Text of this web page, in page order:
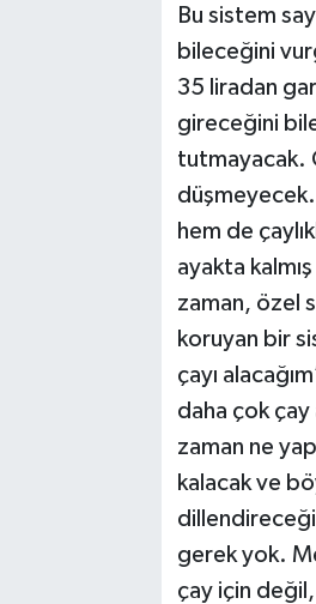
Bu sistem
bileceğini
35 liradan
gireceğini
tutmayacak.
hem de
ayakta
zaman, özel
koruyan bir
çayı
daha çok çay
zaman ne
kalacak ve
gerek yok.
çay için